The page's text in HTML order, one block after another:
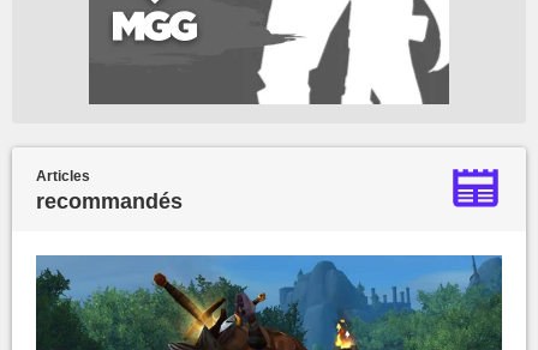
Articles
recommandés